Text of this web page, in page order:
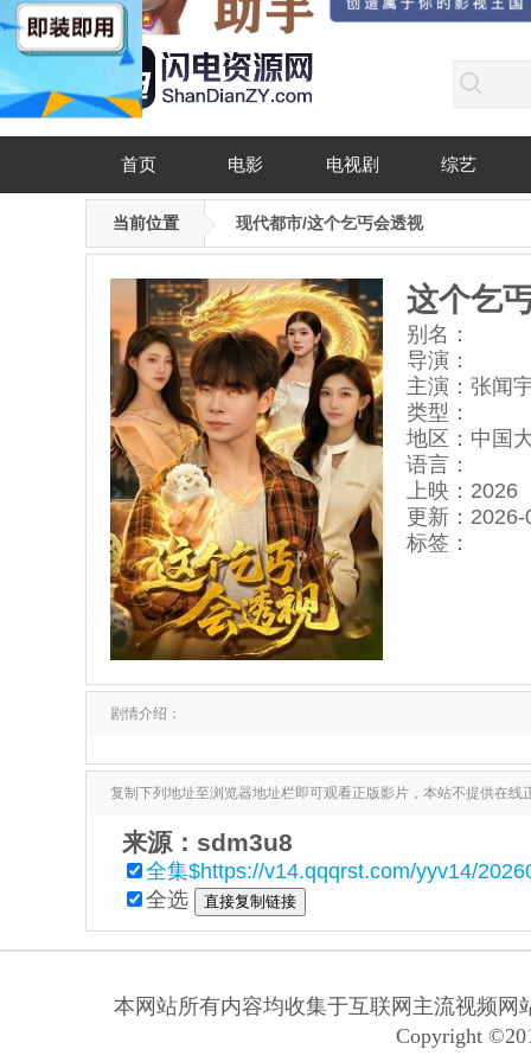
首页 电影 电视剧 综艺
当前位置 现代都市/这个乞丐会透视
这个乞
别名：
导演：
主演： 张闻
类型：
地区： 中国
语言：
上映： 2026
更新： 2026-
标签：
剧情介绍：
复制下列地址至浏览器地址栏即可观看正版影片，本站不提供在线
来源：sdm3u8
全集$https://v14.qqqrst.com/yyv14/
全选
本网站所有内容均收集于互联网主流视频
Copyright